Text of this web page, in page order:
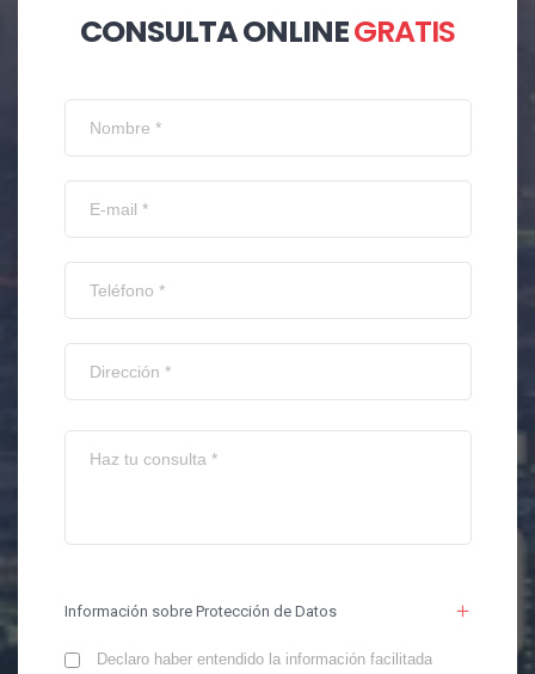
CONSULTA ONLINEGRATIS
Información sobre Protección de Datos
Declaro haber entendido la información facilitada